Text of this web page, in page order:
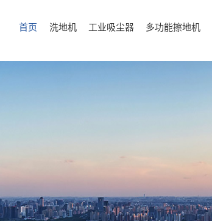
首页 洗地机 工业吸尘器 多功能擦地机